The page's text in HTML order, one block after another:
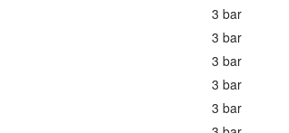
3 bar
3 bar
3 bar
3 bar
3 bar